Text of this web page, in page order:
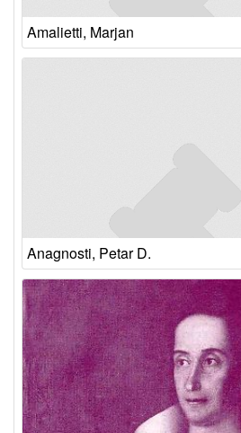
Amalietti, Marjan
Anagnosti, Petar D.